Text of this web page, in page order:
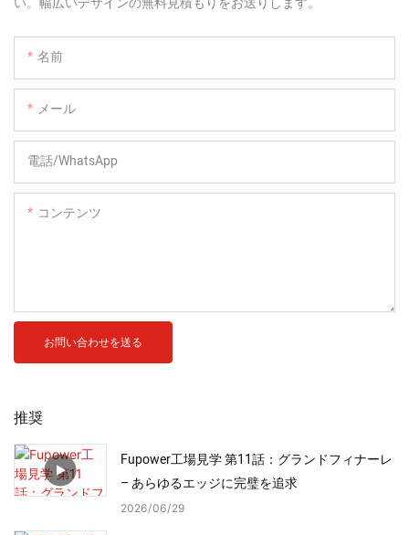
名前
メール
電話/WhatsApp
コンテンツ
お問い合わせを送る
推奨
Fupower工場見学 第11話：グランドフィナーレ
– あらゆるエッジに完璧を追求
2026 06 29